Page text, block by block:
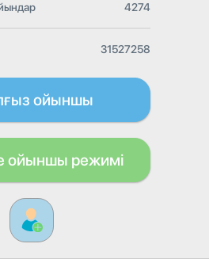
4274
31527258
ойыншы
ойыншы режимі